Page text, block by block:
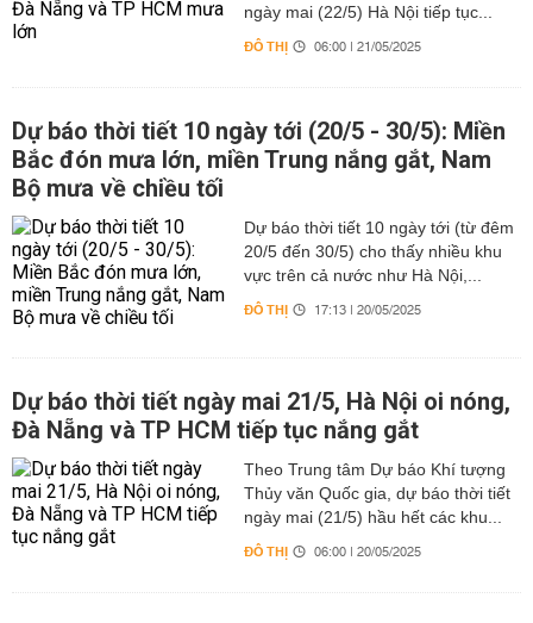
ngày mai (22/5) Hà Nội tiếp tục...
ĐÔ THỊ 06:00 | 21/05/2025
Dự báo thời tiết 10 ngày tới (20/5 - 30/5): Miền
Bắc đón mưa lớn, miền Trung nắng gắt, Nam
Bộ mưa về chiều tối
Dự báo thời tiết 10 ngày tới (từ đêm
20/5 đến 30/5) cho thấy nhiều khu
vực trên cả nước như Hà Nội,...
ĐÔ THỊ 17:13 | 20/05/2025
Dự báo thời tiết ngày mai 21/5, Hà Nội oi nóng,
Đà Nẵng và TP HCM tiếp tục nắng gắt
Theo Trung tâm Dự báo Khí tượng
Thủy văn Quốc gia, dự báo thời tiết
ngày mai (21/5) hầu hết các khu...
ĐÔ THỊ 06:00 | 20/05/2025